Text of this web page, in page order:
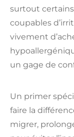
surtout
coupables
vivement
un gage de
Un primer
faire la
migrer,